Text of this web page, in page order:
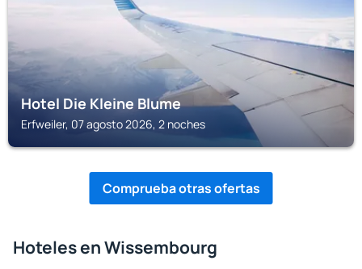
Hotel Die Kleine Blume
Erfweiler, 07 agosto 2026, 2 noches
Comprueba otras ofertas
Hoteles en Wissembourg